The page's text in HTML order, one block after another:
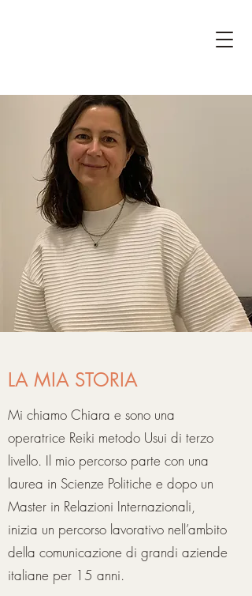
LA MIA STORIA
Mi chiamo Chiara e sono una
operatrice Reiki metodo Usui di terzo
livello. Il mio percorso parte con una
laurea in Scienze Politiche e dopo un
Master in Relazioni Internazionali,
inizia un percorso lavorativo nell’ambito
della comunicazione di grandi aziende
italiane per 15 anni.